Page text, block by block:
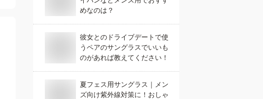
めなのは？
彼女とのドライブデートで使
うペアのサングラスでいいも
のがあれば教えてください！
夏フェス用サングラス｜メン
ズ向け紫外線対策に！おしゃ